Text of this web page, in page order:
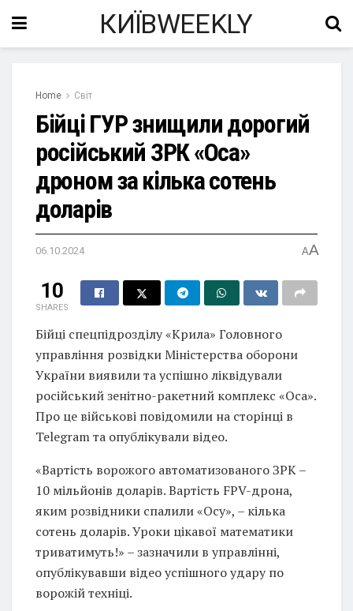
КИЇВWEEKLY
Home Світ
Бійці ГУР знищили дорогий
російський ЗРК «Оса»
дроном за кілька сотень
доларів
06.10.2024 AA
10
SHARES
Бійці спецпідрозділу «Крила» Головного
управління розвідки Міністерства оборони
України виявили та успішно ліквідували
російський зенітно-ракетний комплекс «Оса».
Про це військові повідомили на сторінці в
Telegram та опублікували відео.
«Вартість ворожого автоматизованого ЗРК –
10 мільйонів доларів. Вартість FPV-дрона,
яким розвідники спалили «Осу», – кілька
сотень доларів. Уроки цікавої математики
триватимуть!» – зазначили в управлінні,
опублікувавши відео успішного удару по
ворожій техніці.